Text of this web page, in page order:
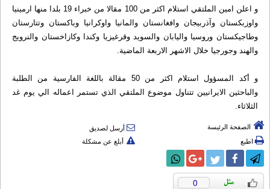
و اعلن امين الملتقي استلام اكثر من 100 مقالا من خبراء 19 بلدا منها ارمينيا
واوزبكستان وآذربيجان وافغانستان والمانيا واوكرانيا وباكستان وتتارستان
وطاجيكستان وروسيا واليابان والسويد وقرغيزيا وكندا وكازاخستان والنرويج
والهند وجورجيا خلال الاشهر الاربعة الماضية.
و أكد المسؤول استلام اكثر من 50 مقالة باللغة الفارسية من الطلبة
والباحثين الايرانيين تتناول موضوع الملتقي الذي تستمر اعماله الي يوم غد
الثلاثاء.
الصفحة الرئيسة
أرسل لصديق
اطبع
أبلغ عن مشكلة
0